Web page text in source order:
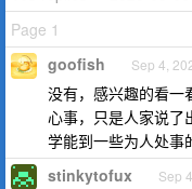
Page 1
goofish Sep 4,
没有，感兴趣的看一
心事，只是人家说了
学能到一些为人处事
stinkytofux Sep